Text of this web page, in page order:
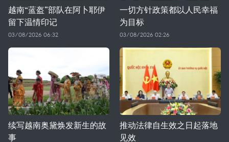
越南“蓝盔”部队在阿卜耶伊
留下温情印记
03/08/2026 06:32
一切方针政策都以人民幸福
为目标
03/08/2026 02:26
续写越南奥黛焕发新生的故
事
推动法律自生效之日起落地
见效